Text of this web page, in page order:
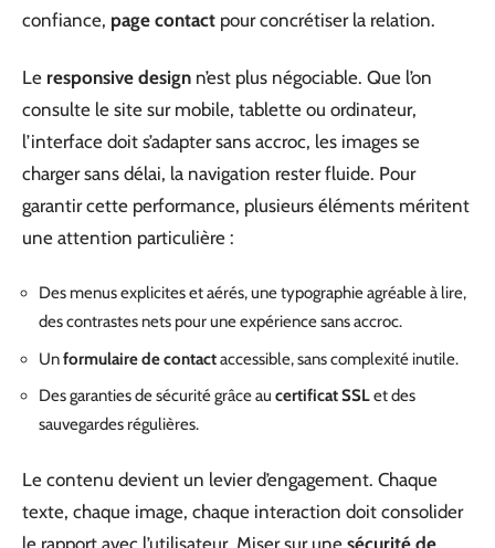
confiance, page contact pour concrétiser la relation.
Le responsive design n’est plus négociable. Que l’on
consulte le site sur mobile, tablette ou ordinateur,
l’interface doit s’adapter sans accroc, les images se
charger sans délai, la navigation rester fluide. Pour
garantir cette performance, plusieurs éléments méritent
une attention particulière :
Des menus explicites et aérés, une typographie agréable à lire,
des contrastes nets pour une expérience sans accroc.
Unformulaire de contactaccessible, sans complexité inutile.
Des garanties de sécurité grâce au certificat SSLet des
sauvegardes régulières.
Le contenu devient un levier d’engagement. Chaque
texte, chaque image, chaque interaction doit consolider
le rapport avec l’utilisateur. Miser sur une sécurité de